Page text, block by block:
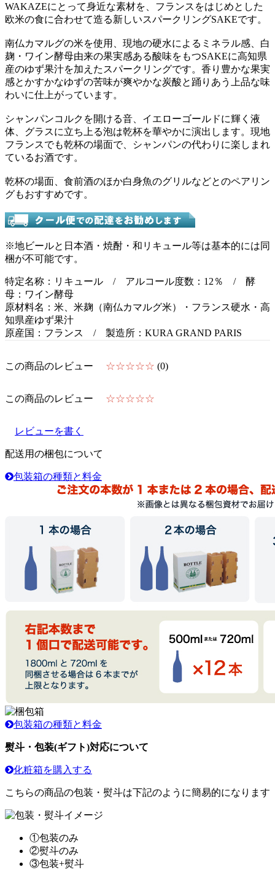
WAKAZEにとって身近な素材を、フランスをはじめとした
欧米の食に合わせて造る新しいスパークリングSAKEです。
南仏カマルグの米を使用、現地の硬水によるミネラル感、白
麹・ワイン酵母由来の果実感ある酸味をもつSAKEに高知県
産のゆず果汁を加えたスパークリングです。香り豊かな果実
感とかすかなゆずの苦味が爽やかな炭酸と踊りあう上品な味
わいに仕上がっています。
シャンパンコルクを開ける音、イエローゴールドに輝く液
体、グラスに立ち上る泡は乾杯を華やかに演出します。現地
フランスでも乾杯の場面で、シャンパンの代わりに楽しまれ
ているお酒です。
乾杯の場面、食前酒のほか白身魚のグリルなどとのペアリン
グもおすすめです。
※地ビールと日本酒・焼酎・和リキュール等は基本的には同
梱が不可能です。
特定名称：リキュール / アルコール度数：12％ / 酵
母：ワイン酵母
原材料名：米、米麹（南仏カマルグ米）・フランス硬水・高
知県産ゆず果汁
原産国：フランス / 製造所：KURA GRAND PARIS
この商品のレビュー ☆☆☆☆☆ (0)
この商品のレビュー ☆☆☆☆☆
レビューを書く
配送用の梱包について
包装箱の種類と料金
包装箱の種類と料金
熨斗・包装(ギフト)対応について
化粧箱を購入する
こちらの商品の包装・熨斗は下記のように簡易的になります
①包装のみ
②熨斗のみ
③包装+熨斗